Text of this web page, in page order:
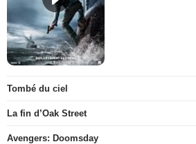
Tombé du ciel
La fin d’Oak Street
Avengers: Doomsday